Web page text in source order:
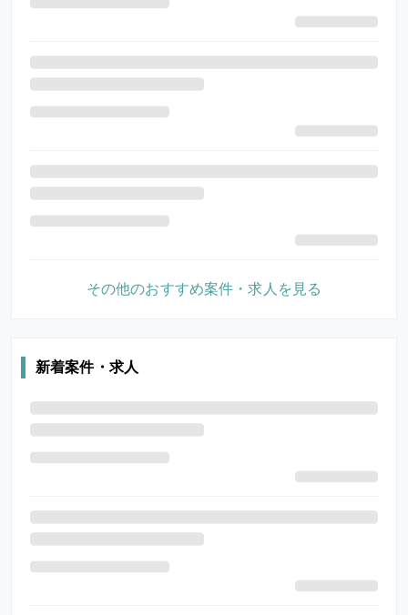
その他のおすすめ案件・求人を見る
新着案件・求人